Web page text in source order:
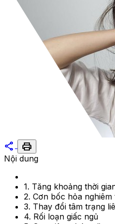
share print
Nội dung
1. Tăng khoảng thời
2. Cơn bốc hỏa
3. Thay đổi tâm trạng
4. Rối loạn giấc ngủ